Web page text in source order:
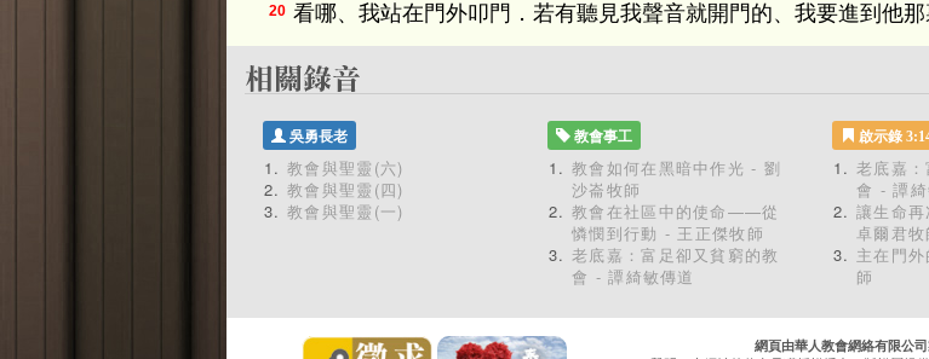
20 看哪、我站在門外叩門．若有聽見我聲音就開門的、我要進到他那
吳勇長老
教會與聖靈(六)
教會與聖靈(四)
教會與聖靈(一)
教會事工
教會如何在黑暗中作光 - 劉
沙崙牧師
教會在社區中的使命——從
憐憫到行動 - 王正傑牧師
老底嘉：富足卻又貧窮的教
會 - 譚綺敏傳道
啟示錄
老底嘉
會 - 譚綺
讓生命
卓爾君牧
主在門
師
網頁由華人教會網絡有限公